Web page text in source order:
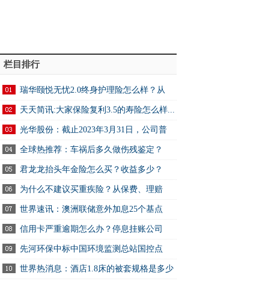
栏目排行
瑞华颐悦无忧2.0终身护理险怎么样？从
基... 天天简讯:大家保险复利3.5的寿险怎么样...
光华股份：截止2023年3月31日，公司普
通... 全球热推荐：车祸后多久做伤残鉴定？
伤... 君龙龙抬头年金险怎么买？收益多少？
附... 为什么不建议买重疾险？从保费、理赔
条... 世界速讯：澳洲联储意外加息25个基点
后... 信用卡严重逾期怎么办？停息挂账公司
靠... 先河环保中标中国环境监测总站国控点
空... 世界热消息：酒店1.8床的被套规格是多少